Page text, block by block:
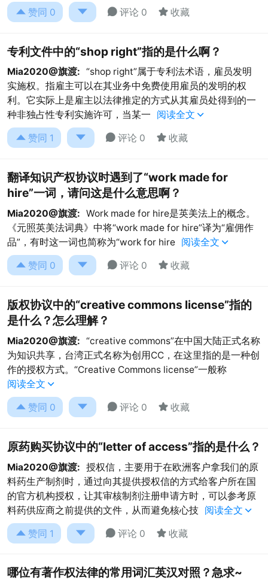
 赞同 0   评论 0  收藏
专利文件中的“shop right”指的是什么啊？
Mia2020@旗渡: “shop right”属于专利法术语，雇员发明
实施权。指雇主可以在其业务中免费使用雇员的发明的权
利。它实际上是雇主以法律推定的方式从其雇员处得到的一
种非独占性专利实施许可，当某一
阅读全文 
 赞同 1   评论 0  收藏
翻译知识产权协议时遇到了“work made for
hire”一词，请问这是什么意思啊？
Mia2020@旗渡: Work made for hire是英美法上的概念。
《元照英美法词典》中将“work made for hire”译为“雇佣作
品”，有时这一词也简称为“work for hire 阅读全文 
 赞同 0   评论 0  收藏
版权协议中的“creative commons license”指的
是什么？怎么理解？
Mia2020@旗渡: “creative commons”在中国大陆正式名称
为知识共享，台湾正式名称为创用CC，在这里指的是一种创
作的授权方式。“Creative Commons license”一般称
阅读全文 
 赞同 0   评论 0  收藏
原药购买协议中的“letter of access”指的是什么？
Mia2020@旗渡: 授权信，主要用于在欧洲客户拿我们的原
料药生产制剂时，通过向其提供授权信的方式给客户所在国
的官方机构授权，让其审核制剂注册申请方时，可以参考原
料药供应商之前提供的文件，从而避免核心技 阅读全文 
 赞同 1   评论 0  收藏
哪位有著作权法律的常用词汇英汉对照？急求~